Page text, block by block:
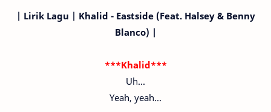
| Lirik Lagu | Khalid - Eastside (Feat. Halsey & Benny
Blanco) |
***Khalid***
Uh...
Yeah, yeah...